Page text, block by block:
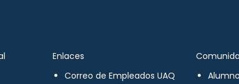
Enlaces
Correo de Empleados UAQ